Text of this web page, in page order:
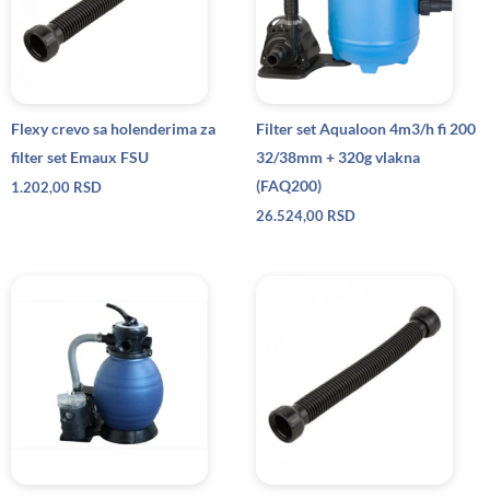
Flexy crevo sa holenderima za
filter set Emaux FSU
1.202,00 RSD
Filter set Aqualoon 4m3/h fi 200
32/38mm + 320g vlakna
(FAQ200)
26.524,00 RSD